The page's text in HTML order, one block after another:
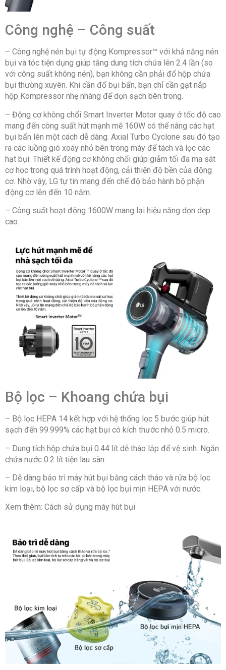
Công nghệ – Công suất
– Công nghệ nén bụi tự động Kompressor™ với khả năng nén
bụi và tóc tiện dụng giúp tăng dung tích chứa lên 2.4 lần (so
với công suất không nén), bạn không cần phải đổ hộp chứa
bụi thường xuyên. Khi cần đổ bụi bẩn, bạn chỉ cần gạt nắp
hộp Kompressor nhẹ nhàng để dọn sạch bên trong.
– Động cơ không chổi Smart Inverter Motor quay ở tốc độ cao
mang đến công suất hút mạnh mẽ 160W có thể nâng các hạt
bụi bẩn lên một cách dễ dàng. Axial Turbo Cyclone sau đó tạo
ra các luồng gió xoáy nhỏ bên trong máy để tách và lọc các
hạt bụi. Thiết kế động cơ không chổi giúp giảm tối đa ma sát
cơ học trong quá trình hoạt động, cải thiện độ bền của động
cơ. Nhờ vậy, LG tự tin mang đến chế độ bảo hành bộ phận
động cơ lên đến 10 năm.
– Công suất hoạt động 1600W mang lại hiệu năng dọn dẹp
cao.
Bộ lọc – Khoang chứa bụi
– Bộ lọc HEPA 14 kết hợp với hệ thống lọc 5 bước giúp hút
sạch đến 99.999% các hạt bụi có kích thước nhỏ 0.5 micro.
– Dung tích hộp chứa bụi 0.44 lít dễ tháo lắp để vệ sinh. Ngăn
chứa nước 0.2 lít tiện lau sàn.
– Dễ dàng bảo trì máy hút bụi bằng cách tháo và rửa bộ lọc
kim loại, bộ lọc sơ cấp và bộ lọc bụi mịn HEPA với nước.
Xem thêm: Cách sử dụng máy hút bụi